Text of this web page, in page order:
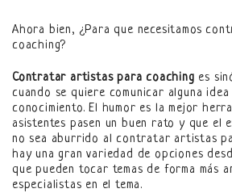
Ahora bien, ¿Para que necesitamos
coaching?
Contratar artistas para coaching es
cuando se quiere comunicar alguna
conocimiento. El humor es la mejor
asistentes pasen un buen rato y que el
no sea aburrido al contratar artistas
hay una gran variedad de opciones
que pueden tocar temas de forma más
especialistas en el tema.